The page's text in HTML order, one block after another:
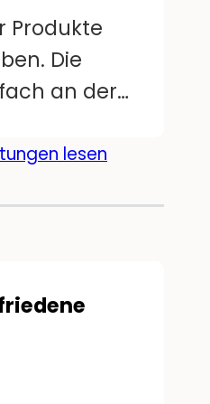
es schön,
wären.
Produkte
Die
an der
Sohn
lesen